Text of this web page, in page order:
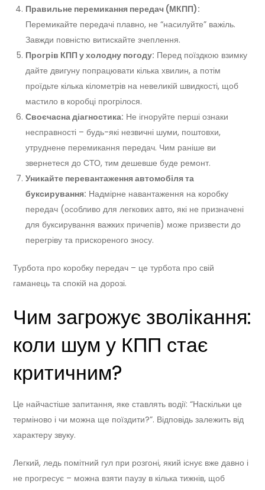
Правильне перемикання передач (МКПП):
Перемикайте передачі плавно, не “насилуйте” важіль.
Завжди повністю витискайте зчеплення.
Прогрів КПП у холодну погоду: Перед поїздкою взимку
дайте двигуну попрацювати кілька хвилин, а потім
проїдьте кілька кілометрів на невеликій швидкості, щоб
мастило в коробці прогрілося.
Своєчасна діагностика: Не ігноруйте перші ознаки
несправності – будь-які незвичні шуми, поштовхи,
утруднене перемикання передач. Чим раніше ви
звернетеся до СТО, тим дешевше буде ремонт.
Уникайте перевантаження автомобіля та
буксирування: Надмірне навантаження на коробку
передач (особливо для легкових авто, які не призначені
для буксирування важких причепів) може призвести до
перегріву та прискореного зносу.
Турбота про коробку передач – це турбота про свій
гаманець та спокій на дорозі.
Чим загрожує зволікання:
коли шум у КПП стає
критичним?
Це найчастіше запитання, яке ставлять водії: “Наскільки це
терміново і чи можна ще поїздити?”. Відповідь залежить від
характеру звуку.
Легкий, ледь помітний гул при розгоні, який існує вже давно і
не прогресує – можна взяти паузу в кілька тижнів, щоб